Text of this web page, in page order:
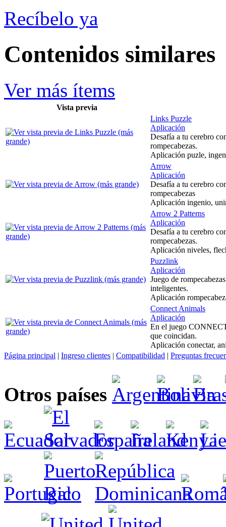
Recíbelo ya
Contenidos similares
Ver más ítems
Vista previa
Links Puzzle
Aplicación
Desafía a tu cerebro
rompecabezas.
Aplicación puzle,
Arrow
Aplicación
Desafía a tu cerebro
rompecabezas
Aplicación ingenio,
Arrow 2 Patterns
Aplicación
Desafía a tu cerebro
rompecabezas.
Aplicación niveles,
Puzzlink
Aplicación
Juego de
inteligentes.
Aplicación
Connect Animals
Aplicación
En el juego
que coincidan.
Aplicación conectar,
Página principal | Ingreso clientes | Compatibilidad | Preguntas
Otros países